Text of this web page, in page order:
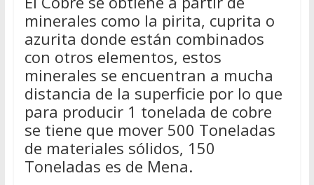
minerales como la pirita, cuprita o
azurita donde están combinados
con otros elementos, estos
minerales se encuentran a mucha
distancia de la superficie por lo que
para producir 1 tonelada de cobre
se tiene que mover 500 Toneladas
de materiales sólidos, 150
Toneladas es de Mena.